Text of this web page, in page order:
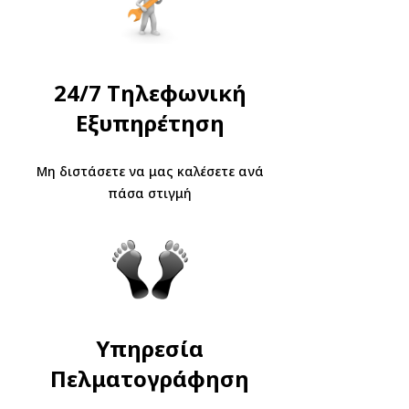
24/7 Τηλεφωνική
Εξυπηρέτηση
Μη διστάσετε να μας καλέσετε ανά
πάσα στιγμή
Υπηρεσία
Πελματογράφηση